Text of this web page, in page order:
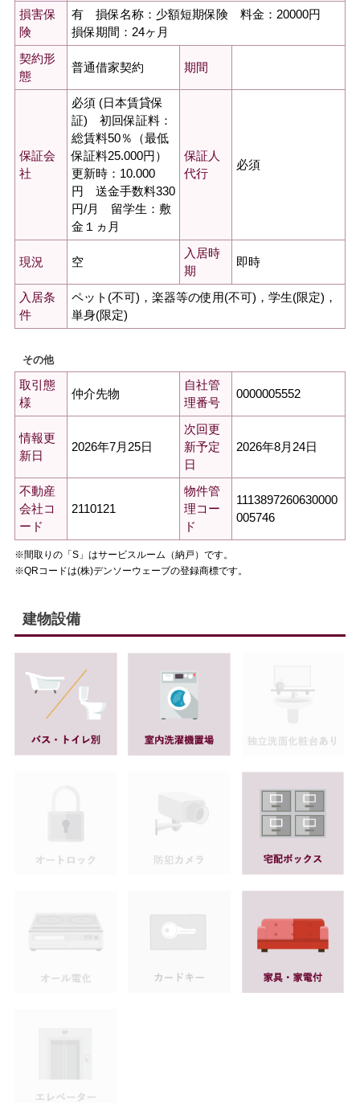
損害保
険
有 損保名称：少額短期保険 料金：20000円
損保期間：24ヶ月
契約形
態
普通借家契約 期間
保証会
社
必須 (日本賃貸保
証) 初回保証料：
総賃料50％（最低
保証料25.000円）
更新時：10.000
円 送金手数料330
円/月 留学生：敷
金１ヵ月
保証人
代行
必須
現況 空
入居時
期
即時
入居条
件
ペット(不可)，楽器等の使用(不可)，学生(限定)，
単身(限定)
その他
取引態
様
仲介先物
自社管
理番号
0000005552
情報更
新日
2026年7月25日
次回更
新予定
日
2026年8月24日
不動産
会社コ
ード
2110121
物件管
理コー
ド
1113897260630000
005746
※間取りの「S」はサービスルーム（納戸）です。
※QRコードは(株)デンソーウェーブの登録商標です。
建物設備